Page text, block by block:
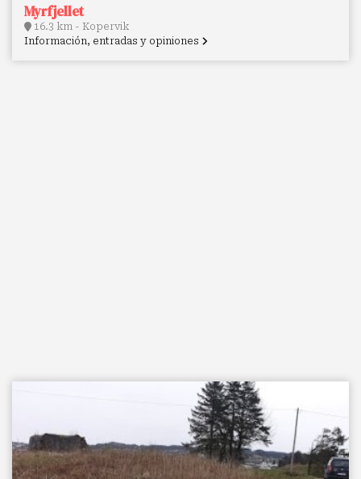
Myrfjellet
16.3 km - Kopervik
Información, entradas y opiniones